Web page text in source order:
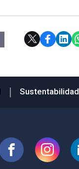
Sustentabilidad